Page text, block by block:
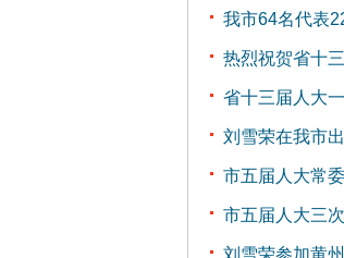
我市64名代表
热烈祝贺省十
省十三届人大
刘雪荣在我市
市五届人大常
市五届人大三
刘雪荣参加黄